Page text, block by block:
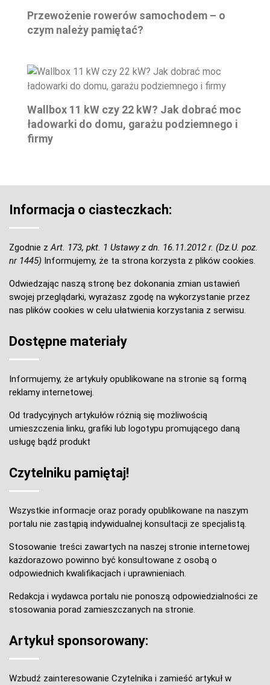
Przewożenie rowerów samochodem – o
czym należy pamiętać?
Wallbox 11 kW czy 22 kW? Jak dobrać moc
ładowarki do domu, garażu podziemnego i
firmy
Informacja o ciasteczkach:
Zgodnie z Art. 173, pkt. 1 Ustawy z dn. 16.11.2012 r. (Dz.U. poz.
nr 1445) Informujemy, że ta strona korzysta z plików cookies.
Odwiedzając naszą stronę bez dokonania zmian ustawień
swojej przeglądarki, wyrażasz zgodę na wykorzystanie przez
nas plików cookies w celu ułatwienia korzystania z serwisu.
Dostępne materiały
Informujemy, że artykuły opublikowane na stronie są formą
reklamy internetowej.
Od tradycyjnych artykułów różnią się możliwością
umieszczenia linku, grafiki lub logotypu promującego daną
usługę bądź produkt
Czytelniku pamiętaj!
Wszystkie informacje oraz porady opublikowane na naszym
portalu nie zastąpią indywidualnej konsultacji ze specjalistą.
Stosowanie treści zawartych na naszej stronie internetowej
każdorazowo powinno być konsultowane z osobą o
odpowiednich kwalifikacjach i uprawnieniach.
Redakcja i wydawca portalu nie ponoszą odpowiedzialności ze
stosowania porad zamieszczanych na stronie.
Artykuł sponsorowany:
Wzbudź zainteresowanie Czytelnika i zamieść artykuł w